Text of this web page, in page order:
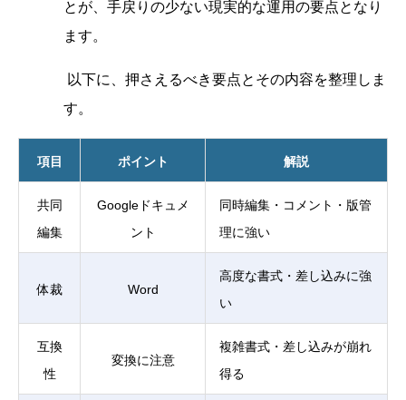
とが、手戻りの少ない現実的な運用の要点となり
ます。
以下に、押さえるべき要点とその内容を整理しま
す。
項目 ポイント 解説
共同
編集
Googleドキュメ
ント
同時編集・コメント・版管
理に強い
体裁 Word
高度な書式・差し込みに強
い
互換
性
変換に注意
複雑書式・差し込みが崩れ
得る